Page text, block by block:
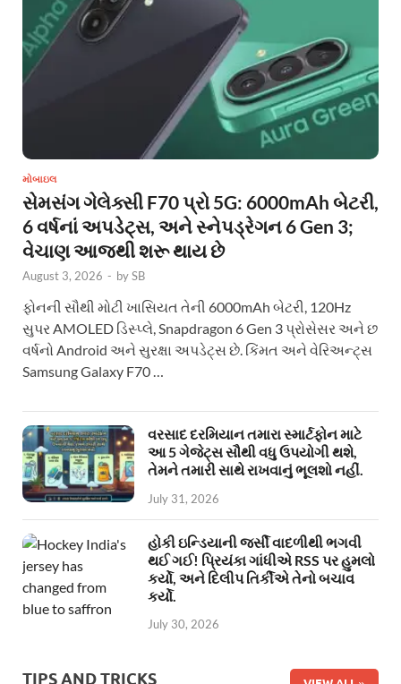
મોબાઇલ
સેમસંગ ગેલેક્સી F70 પ્રો 5G: 6000mAh બેટરી,
6 વર્ષનાં અપડેટ્સ, અને સ્નેપડ્રેગન 6 Gen 3;
વેચાણ આજથી શરૂ થાય છે
August 3, 2026 - bySB
ફોનની સૌથી મોટી ખાસિયત તેની 6000mAh બેટરી, 120Hz
સુપર AMOLED ડિસ્પ્લે, Snapdragon 6 Gen 3 પ્રોસેસર અને છ
વર્ષનો Android અને સુરક્ષા અપડેટ્સ છે. કિંમત અને વેરિઅન્ટ્સ
Samsung Galaxy F70 …
વરસાદ દરમિયાન તમારા સ્માર્ટફોન માટે
આ 5 ગેજેટ્સ સૌથી વધુ ઉપયોગી થશે,
તેમને તમારી સાથે રાખવાનું ભૂલશો નહીં.
July 31, 2026
હોકી ઇન્ડિયાની જર્સી વાદળીથી ભગવી
થઈ ગઈ! પ્રિયંકા ગાંધીએ RSS પર હુમલો
કર્યો, અને દિલીપ તિર્કીએ તેનો બચાવ
કર્યો.
July 30, 2026
TIPS AND TRICKS